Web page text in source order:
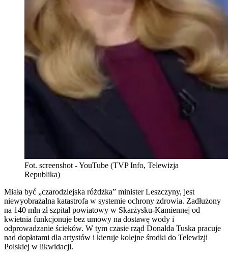
Fot. screenshot - YouTube (TVP Info, Telewizja
Republika)
Miała być „czarodziejska różdżka” minister Leszczyny, jest
niewyobrażalna katastrofa w systemie ochrony zdrowia. Zadłużony
na 140 mln zł szpital powiatowy w Skarżysku-Kamiennej od
kwietnia funkcjonuje bez umowy na dostawę wody i
odprowadzanie ścieków. W tym czasie rząd Donalda Tuska pracuje
nad dopłatami dla artystów i kieruje kolejne środki do Telewizji
Polskiej w likwidacji.